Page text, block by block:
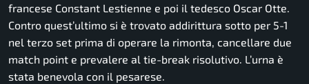
francese Constant Lestienne e poi il tedesco Oscar Otte.
Contro quest’ultimo si è trovato addirittura sotto per 5-1
nel terzo set prima di operare la rimonta, cancellare due
match point e prevalere al tie-break risolutivo. L’urna è
stata benevola con il pesarese.